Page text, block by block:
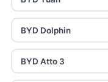
BYD Dolphin
BYD Atto 3